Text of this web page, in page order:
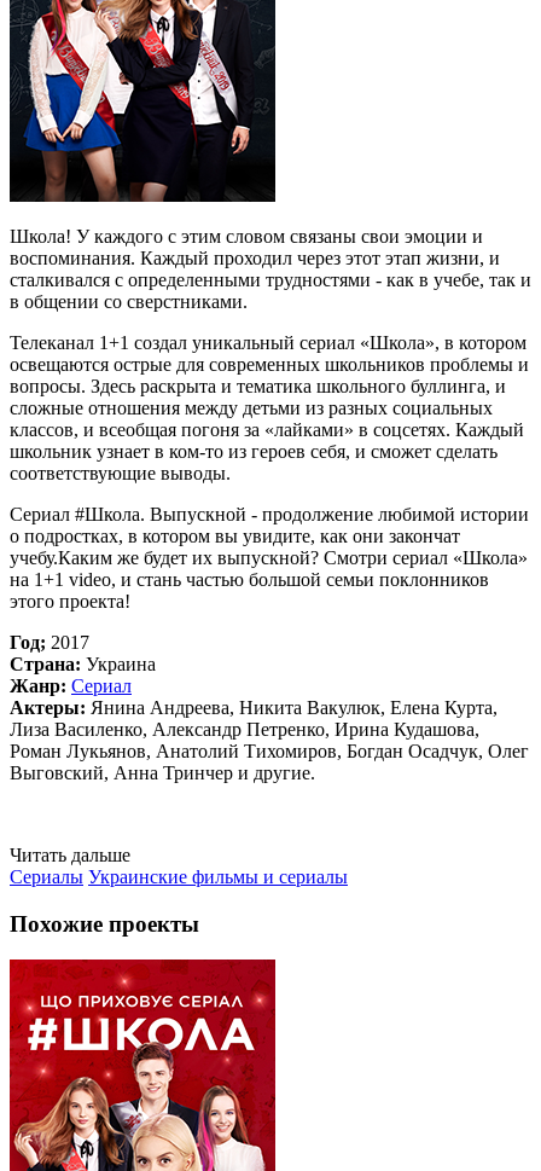
Школа! У каждого с этим словом связаны свои эмоции и
воспоминания. Каждый проходил через этот этап жизни, и
сталкивался с определенными трудностями - как в учебе, так и
в общении со сверстниками.
Телеканал 1+1 создал уникальный сериал «Школа», в котором
освещаются острые для современных школьников проблемы и
вопросы. Здесь раскрыта и тематика школьного буллинга, и
сложные отношения между детьми из разных социальных
классов, и всеобщая погоня за «лайками» в соцсетях. Каждый
школьник узнает в ком-то из героев себя, и сможет сделать
соответствующие выводы.
Сериал #Школа. Выпускной - продолжение любимой истории
о подростках, в котором вы увидите, как они закончат
учебу.Каким же будет их выпускной? Смотри сериал «Школа»
на 1+1 video, и стань частью большой семьи поклонников
этого проекта!
Год; 2017
Страна: Украина
Жанр: Сериал
Актеры: Янина Андреева, Никита Вакулюк, Елена Курта,
Лиза Василенко, Александр Петренко, Ирина Кудашова,
Роман Лукьянов, Анатолий Тихомиров, Богдан Осадчук, Олег
Выговский, Анна Тринчер и другие.
Читать дальше
Сериалы Украинские фильмы и сериалы
Похожие проекты